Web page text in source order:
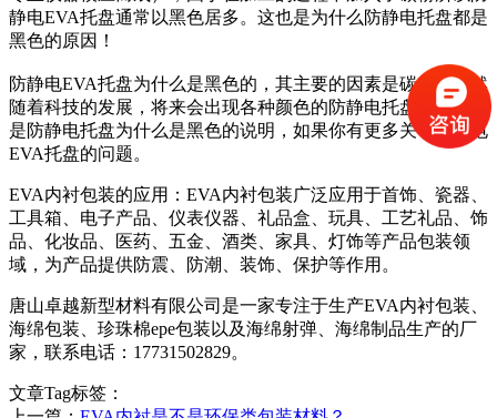
静电EVA托盘通常以黑色居多。这也是为什么防静电托盘都是
黑色的原因！
防静电EVA托盘为什么是黑色的，其主要的因素是碳粉。当然
随着科技的发展，将来会出现各种颜色的防静电托盘。以上就
是防静电托盘为什么是黑色的说明，如果你有更多关于防静电
EVA托盘的问题。
EVA内衬包装的应用：EVA内衬包装广泛应用于首饰、瓷器、
工具箱、电子产品、仪表仪器、礼品盒、玩具、工艺礼品、饰
品、化妆品、医药、五金、酒类、家具、灯饰等产品包装领
域，为产品提供防震、防潮、装饰、保护等作用。
唐山卓越新型材料有限公司是一家专注于生产EVA内衬包装、
海绵包装、珍珠棉epe包装以及海绵射弹、海绵制品生产的厂
家，联系电话：17731502829。
文章Tag标签：